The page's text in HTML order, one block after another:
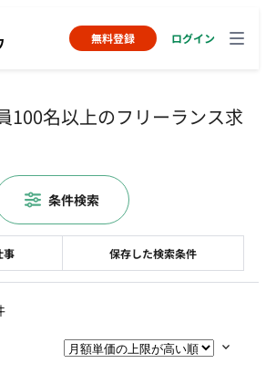
無料登録 ログイン
100名以上のフリーランス求
事 保存した検索条件
条件検索